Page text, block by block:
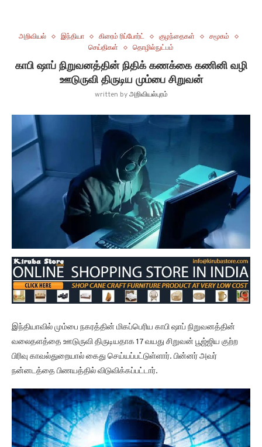
அறிவியல் இந்தியா கிரைம் ரிப்போர்ட் குழந்தைகள்
சமூகம்
செய்திகள்
தொழில்நுட்பம்
காபி ஷாப் நிறுவனத்தின் நிதிக் கணக்கை கணினி வழி
ஊடுருவி திருடிய மும்பை சிறுவன்
written byஅறிவியல்புரம்
இந்தியாவில் மும்பை நகரத்தின் மிகப்பெரிய காபி ஷாப் நிறுவனத்தின்
வலைதளத்தை ஊடுருவி திருடியதாக 17 வயது சிறுவன் பூஜ்ஜிய குற்ற
பிரிவு காவல்துறையால் கைது செய்யப்பட்டுள்ளார். பின்னர் அவர்
நன்னடத்தை பிணயத்தில் விடுவிக்கப்பட்டார்.